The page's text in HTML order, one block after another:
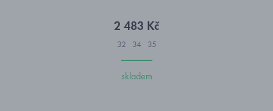
2 483 Kč
32 34 35
skladem